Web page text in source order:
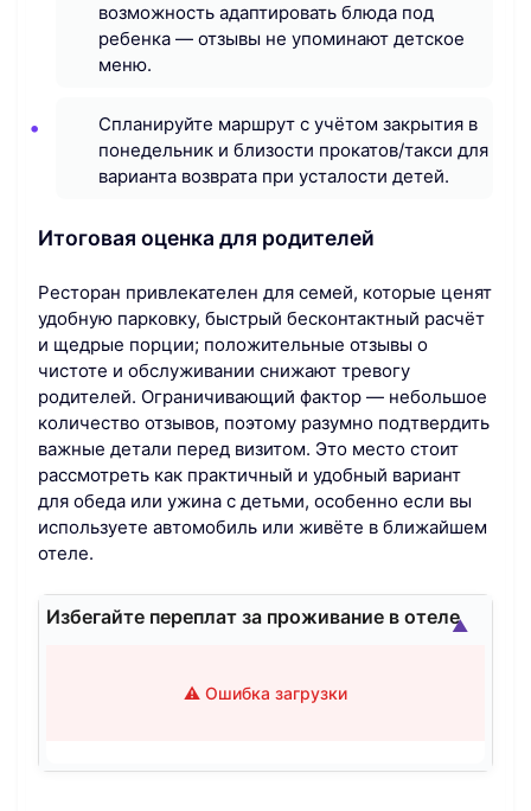
возможность адаптировать блюда под
ребенка — отзывы не упоминают детское
меню.
Спланируйте маршрут с учётом закрытия в
понедельник и близости прокатов/такси для
варианта возврата при усталости детей.
Итоговая оценка для родителей
Ресторан привлекателен для семей, которые ценят
удобную парковку, быстрый бесконтактный расчёт
и щедрые порции; положительные отзывы о
чистоте и обслуживании снижают тревогу
родителей. Ограничивающий фактор — небольшое
количество отзывов, поэтому разумно подтвердить
важные детали перед визитом. Это место стоит
рассмотреть как практичный и удобный вариант
для обеда или ужина с детьми, особенно если вы
используете автомобиль или живёте в ближайшем
отеле.
Избегайте переплат за проживание в отеле
⚠️ Ошибка загрузки
▲